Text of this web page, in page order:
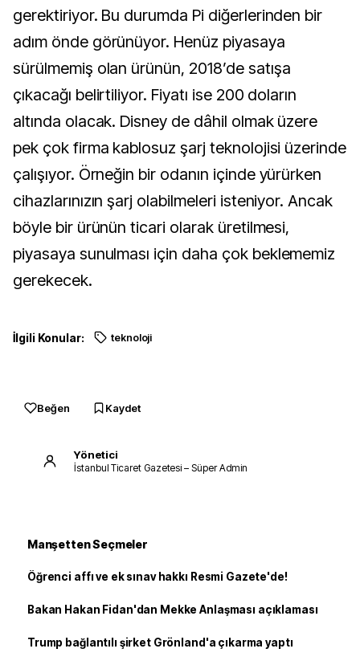
gerektiriyor. Bu durumda Pi diğerlerinden bir
adım önde görünüyor. Henüz piyasaya
sürülmemiş olan ürünün, 2018’de satışa
çıkacağı belirtiliyor. Fiyatı ise 200 doların
altında olacak. Disney de dâhil olmak üzere
pek çok firma kablosuz şarj teknolojisi üzerinde
çalışıyor. Örneğin bir odanın içinde yürürken
cihazlarınızın şarj olabilmeleri isteniyor. Ancak
böyle bir ürünün ticari olarak üretilmesi,
piyasaya sunulması için daha çok beklememiz
gerekecek.
İlgili Konular: teknoloji
Beğen Kaydet
Yönetici
İstanbul Ticaret Gazetesi – Süper Admin
Manşetten Seçmeler
Öğrenci affı ve ek sınav hakkı Resmi Gazete'de!
Bakan Hakan Fidan'dan Mekke Anlaşması açıklaması
Trump bağlantılı şirket Grönland'a çıkarma yaptı